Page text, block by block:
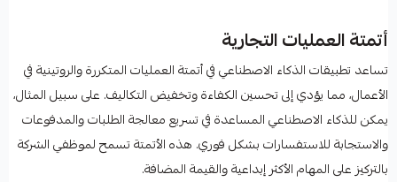
أتمتة العمليات التجارية
تساعد تطبيقات الذكاء الاصطناعي في أتمتة العمليات المتكررة والروتينية في
الأعمال، مما يؤدي إلى تحسين الكفاءة وتخفيض التكاليف. على سبيل المثال،
يمكن للذكاء الاصطناعي المساعدة في تسريع معالجة الطلبات والمدفوعات
والاستجابة للاستفسارات بشكل فوري. هذه الأتمتة تسمح لموظفي الشركة
بالتركيز على المهام الأكثر إبداعية والقيمة المضافة.